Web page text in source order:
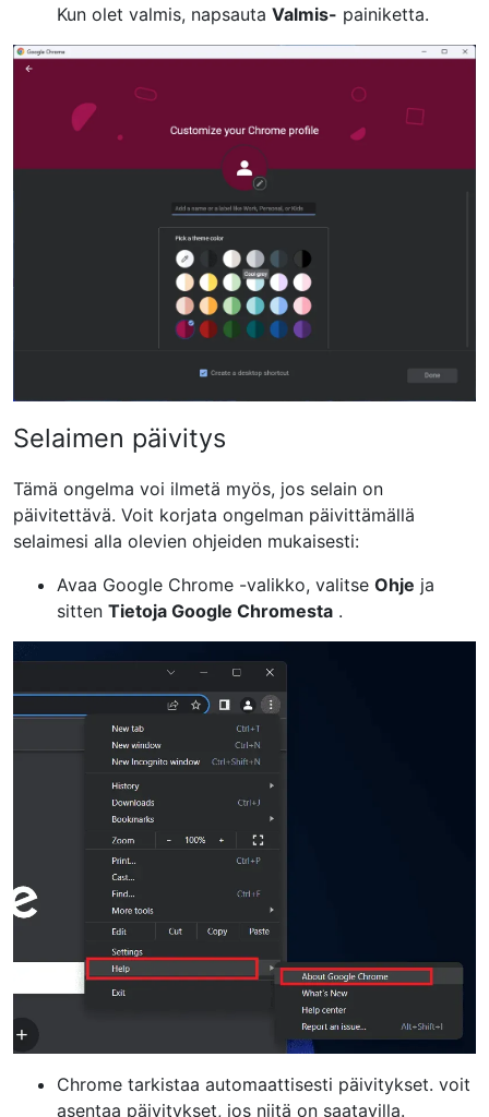
Kun olet valmis, napsauta Valmis- painiketta.
Selaimen päivitys
Tämä ongelma voi ilmetä myös, jos selain on
päivitettävä. Voit korjata ongelman päivittämällä
selaimesi alla olevien ohjeiden mukaisesti:
Avaa Google Chrome -valikko, valitse Ohje ja
sitten Tietoja Google Chromesta .
Chrome tarkistaa automaattisesti päivitykset. voit
asentaa päivitykset, jos niitä on saatavilla.